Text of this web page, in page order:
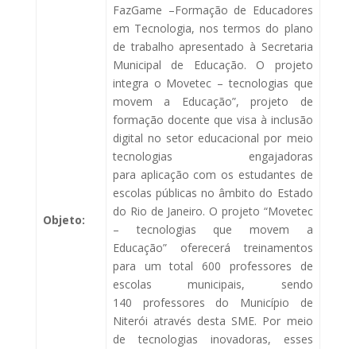
Objeto:
FazGame –Formação de Educadores
em Tecnologia, nos termos do plano
de trabalho apresentado à Secretaria
Municipal de Educação. O projeto
integra o Movetec – tecnologias que
movem a Educação”, projeto de
formação docente que visa à inclusão
digital no setor educacional por meio
tecnologias engajadoras
para aplicação com os estudantes de
escolas públicas no âmbito do Estado
do Rio de Janeiro. O projeto “Movetec
– tecnologias que movem a
Educação” oferecerá treinamentos
para um total 600 professores de
escolas municipais, sendo
140 professores do Município de
Niterói através desta SME. Por meio
de tecnologias inovadoras, esses